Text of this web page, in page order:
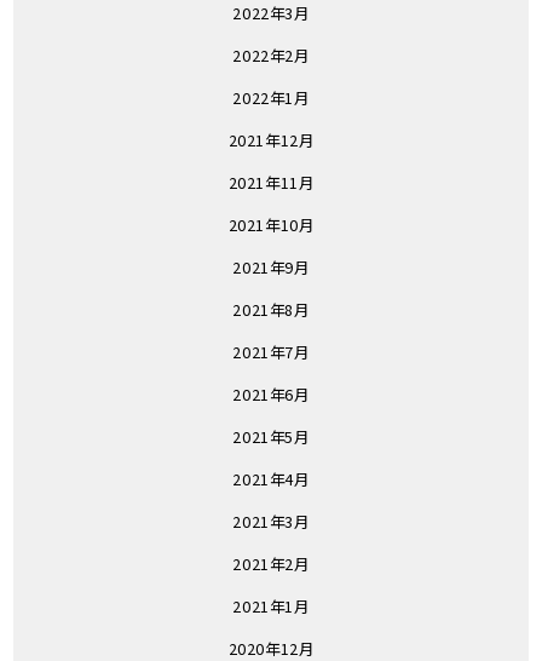
2022年3月
2022年2月
2022年1月
2021年12月
2021年11月
2021年10月
2021年9月
2021年8月
2021年7月
2021年6月
2021年5月
2021年4月
2021年3月
2021年2月
2021年1月
2020年12月